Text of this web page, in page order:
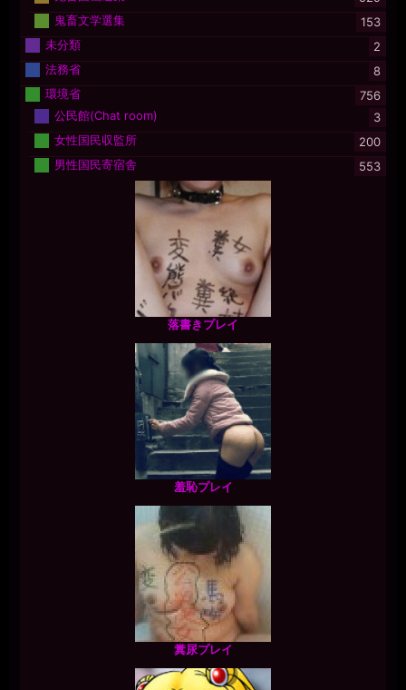
鬼畜文学選集
153
未分類
2
法務省
8
環境省
756
公民館(Chat room)
3
女性国民収監所
200
男性国民寄宿舎
553
落書きプレイ
羞恥プレイ
糞尿プレイ